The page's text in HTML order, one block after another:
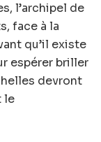
l’archipel de
face à la
qu’il existe
espérer briller
devront
le